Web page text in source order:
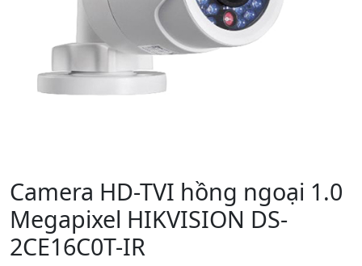
Camera HD-TVI hồng ngoại 1.0
Megapixel HIKVISION DS-
2CE16C0T-IR